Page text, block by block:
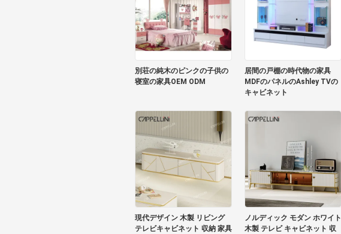
別荘の純木のピンクの子供の
寝室の家具OEM ODM
居間の戸棚の時代物の家具
MDFのパネルのAshley TVの
キャビネット
現代デザイン 木製 リビング
テレビキャビネット 収納 家具
ノルディック モダン ホワイト
木製 テレビ キャビネット 収